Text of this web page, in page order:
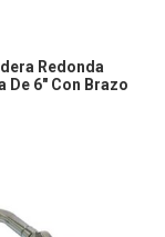
Redonda
De 6″ Con Brazo